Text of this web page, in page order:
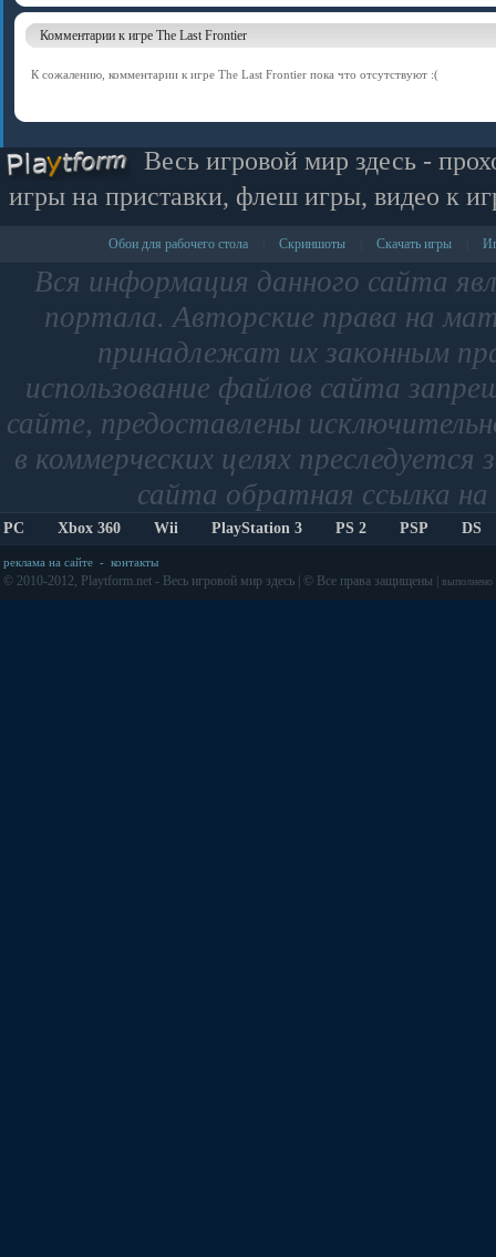
Комментарии к игре The Last Frontier
К сожалению, комментарии к игре The Last Frontier пока что отсутствуют :(
Весь игровой мир здесь -
игры на приставки, флеш игры, видео к
Обои для рабочего стола Скриншоты Скачать игры
Вся информация данного сайта
портала. Авторские права на
принадлежат их законным
использование файлов сайта
сайте, предоставлены
в коммерческих целях
сайта обратная ссылка
PC Xbox 360 Wii PlayStation 3 PS 2 PSP DS
реклама на сайте - контакты
© 2010-2012, Playtform.net - Весь игровой мир здесь | © Все права защищены | выполнено